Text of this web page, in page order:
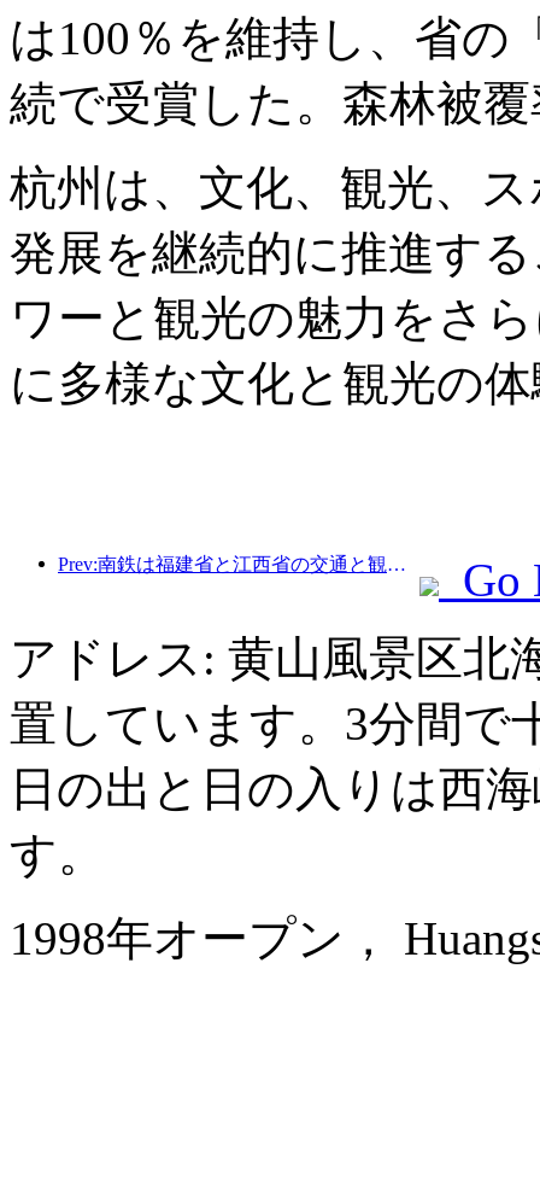
は100％を維持し、省の
続で受賞した。森林被
杭州は、文化、観光、
発展を継続的に推進す
ワーと観光の魅力をさ
に多様な文化と観光の
Prev:南鉄は福建省と江西省の交通と観光の一体的発展を促進するため、11種類の新しい乗車券商品を発売した。
Go
アドレス: 黄山風景区北
置しています。3分間で
日の出と日の入りは西
す。
1998年オープン，